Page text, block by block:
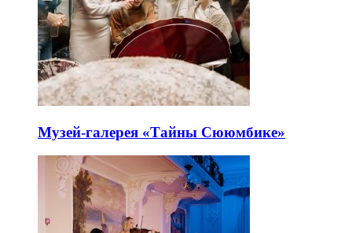
Музей-галерея «Тайны Сююмбике»